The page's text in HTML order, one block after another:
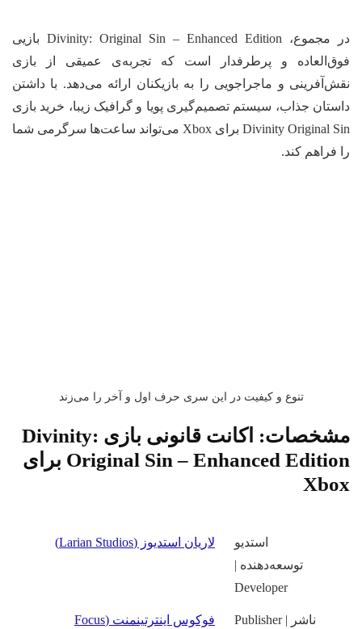
در مجموع، Divinity: Original Sin – Enhanced Edition بازیی
و پرطرفدار است که تجربه‌ی عمیقی از بازی
و ماجراجویی را به بازیکنان ارائه می‌دهد. با داشتن
جذاب، سیستم تصمیم‌گیری پویا و گرافیک زیبا، خرید بازی
Divinity Original Sin برای Xbox می‌تواند ساعت‌ها سرگرمی شما
فراهم کند.
تنوع و کیفیت در این سری حرف اول و آخر را می‌زند
اکانت قانونی بازی Divinity:
Original Sin – Enhanced Edition برای
استدیو
توسعه‌دهنده |
Developer
لاریان استدیوز (Larian Studios)
ناشر | Publisher
فوکوس اینترتینمنت (Focus